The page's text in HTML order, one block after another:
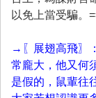
以免上當受騙。
→ 〖展翅高飛〗
常龐大，他又何
是假的，鼠輩往